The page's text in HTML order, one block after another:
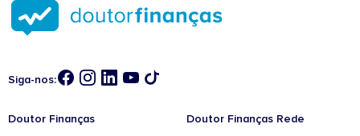
Siga-nos:
Doutor Finanças Doutor Finanças Rede